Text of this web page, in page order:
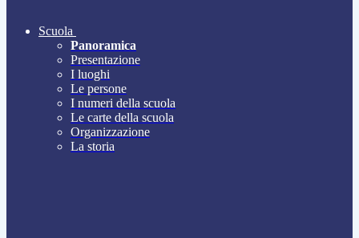
Scuola
Panoramica
Presentazione
I luoghi
Le persone
I numeri della scuola
Le carte della scuola
Organizzazione
La storia